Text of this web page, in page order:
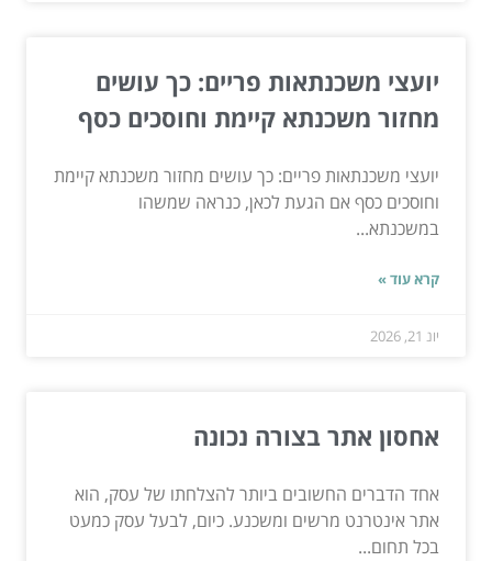
יועצי משכנתאות פריים: כך עושים
מחזור משכנתא קיימת וחוסכים כסף
יועצי משכנתאות פריים: כך עושים מחזור משכנתא קיימת
וחוסכים כסף אם הגעת לכאן, כנראה שמשהו
במשכנתא...
קרא עוד »
יונ 21, 2026
אחסון אתר בצורה נכונה
אחד הדברים החשובים ביותר להצלחתו של עסק, הוא
אתר אינטרנט מרשים ומשכנע. כיום, לבעל עסק כמעט
בכל תחום...